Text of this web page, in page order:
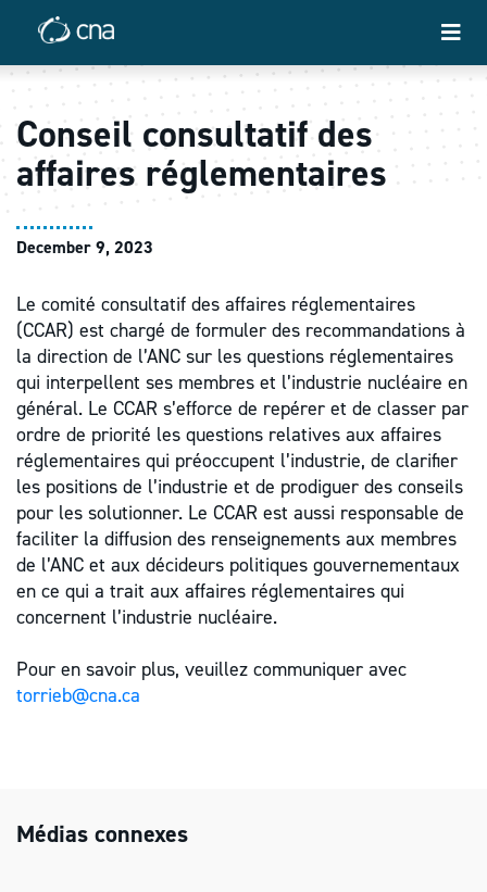
Conseil consultatif des
affaires réglementaires
December 9, 2023
Le comité consultatif des affaires réglementaires
(CCAR) est chargé de formuler des recommandations à
la direction de l’ANC sur les questions réglementaires
qui interpellent ses membres et l’industrie nucléaire en
général. Le CCAR s’efforce de repérer et de classer par
ordre de priorité les questions relatives aux affaires
réglementaires qui préoccupent l’industrie, de clarifier
les positions de l’industrie et de prodiguer des conseils
pour les solutionner. Le CCAR est aussi responsable de
faciliter la diffusion des renseignements aux membres
de l’ANC et aux décideurs politiques gouvernementaux
en ce qui a trait aux affaires réglementaires qui
concernent l’industrie nucléaire.
Pour en savoir plus, veuillez communiquer avec
torrieb@cna.ca
Médias connexes